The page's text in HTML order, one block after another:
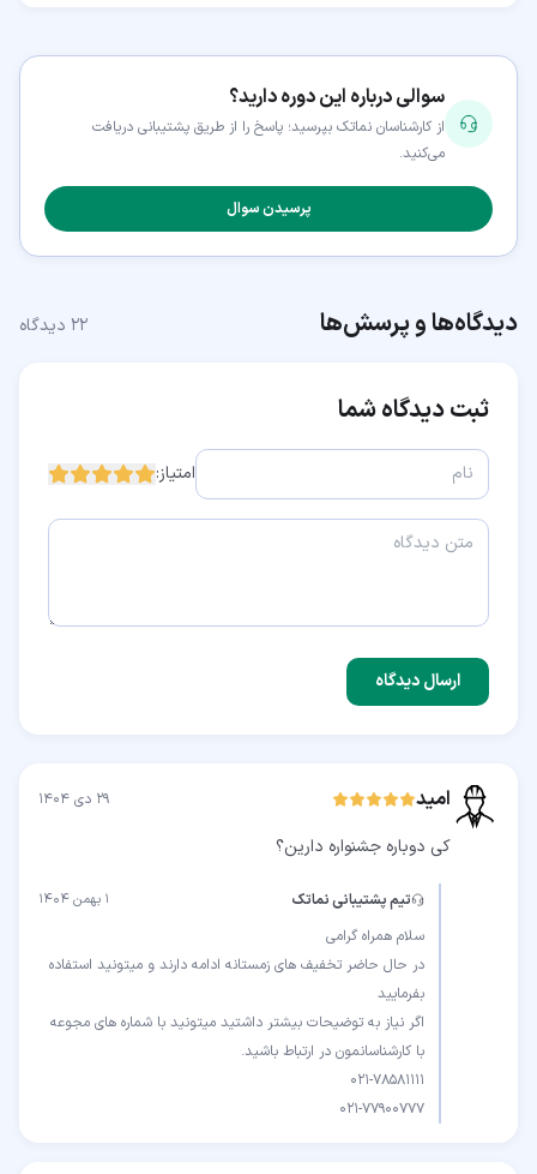
سوالی درباره این دوره دارید؟
از کارشناسان نماتک بپرسید؛ پاسخ را از طریق پشتیبانی دریافت
می‌کنید.
پرسیدن سوال
دیدگاه‌ها و پرسش‌ها ۲۲ دیدگاه
ثبت دیدگاه شما
امتیاز:
ارسال دیدگاه
امید ۲۹ دی ۱۴۰۴
کی دوباره جشنواره دارین؟
تیم پشتیبانی نماتک ۱ بهمن ۱۴۰۴
در حال حاضر تخفیف های زمستانه ادامه دارند و میتونید استفاده
اگر نیاز به توضیحات بیشتر داشتید میتونید با شماره های مجوعه
021-77900777